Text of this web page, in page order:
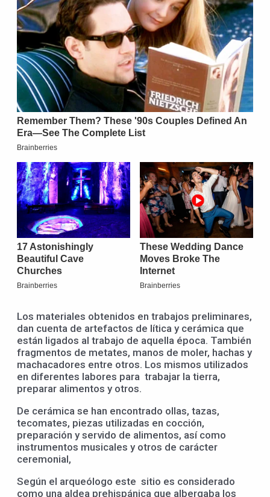
Los materiales obtenidos en trabajos preliminares,
dan cuenta de artefactos de lítica y cerámica que
están ligados al trabajo de aquella época. También
fragmentos de metates, manos de moler, hachas y
machacadores entre otros. Los mismos utilizados
en diferentes labores para trabajar la tierra,
preparar alimentos y otros.
De cerámica se han encontrado ollas, tazas,
tecomates, piezas utilizadas en cocción,
preparación y servido de alimentos, así como
instrumentos musicales y otros de carácter
ceremonial,
Según el arqueólogo este sitio es considerado
como una aldea prehispánica que albergaba los